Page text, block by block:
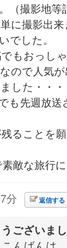
（撮影地
に撮影出
でした。
もおっし
ので人気
した・・・
も先週放
ることを
敵な旅行
分 返信する
ございま
んばんは。